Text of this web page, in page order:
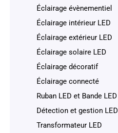
Éclairage évènementiel
Éclairage intérieur LED
Éclairage extérieur LED
Éclairage solaire LED
Éclairage décoratif
Éclairage connecté
Ruban LED et Bande LED
Détection et gestion LED
Transformateur LED